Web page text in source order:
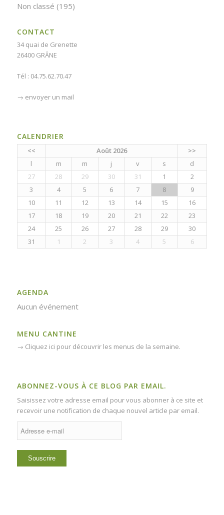
Non classé (195)
CONTACT
34 quai de Grenette
26400 GRÂNE
Tél : 04.75.62.70.47
→ envoyer un mail
CALENDRIER
<< Août 2026
>>
l
m m j v s
d
27
28 29 30 31 1
2
3
4 5 6 7 8
9
10
11 12 13 14 15
16
17
18 19 20 21 22
23
24
25 26 27 28 29
30
31
1 2 3 4 5 6
AGENDA
Aucun événement
MENU CANTINE
→ Cliquez ici pour découvrir les menus de la semaine.
ABONNEZ-VOUS À CE BLOG PAR EMAIL.
Saisissez votre adresse email pour vous abonner à ce site et
recevoir une notification de chaque nouvel article par email.
Adresse